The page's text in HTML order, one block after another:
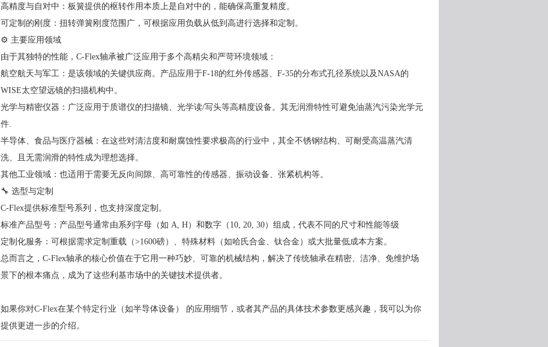
高精度与自对中：板簧提供的枢转作用本质上是自对中的，能确保高重复精度。
可定制的刚度：扭转弹簧刚度范围广，可根据应用负载从低到高进行选择和定制。
⚙️ 主要应用领域
由于其独特的性能，C-Flex轴承被广泛应用于多个高精尖和严苛环境领域：
航空航天与军工：是该领域的关键供应商。产品应用于F-18的红外传感器、F-35的分布式孔径系统以及NASA的
WISE太空望远镜的扫描机构中。
光学与精密仪器：广泛应用于质谱仪的扫描镜、光学读/写头等高精度设备。其无润滑特性可避免油蒸汽污染光学元
件.
半导体、食品与医疗器械：在这些对清洁度和耐腐蚀性要求极高的行业中，其全不锈钢结构、可耐受高温蒸汽清
洗、且无需润滑的特性成为理想选择。
其他工业领域：也适用于需要无反向间隙、高可靠性的传感器、振动设备、张紧机构等。
🔧 选型与定制
C-Flex提供标准型号系列，也支持深度定制。
标准产品型号：产品型号通常由系列字母（如 A, H）和数字（10, 20, 30）组成，代表不同的尺寸和性能等级
定制化服务：可根据需求定制重载（>1600磅）、特殊材料（如哈氏合金、钛合金）或大批量低成本方案。
总而言之，C-Flex轴承的核心价值在于它用一种巧妙、可靠的机械结构，解决了传统轴承在精密、洁净、免维护场
景下的根本痛点，成为了这些利基市场中的关键技术提供者。
如果你对C-Flex在某个特定行业（如半导体设备） 的应用细节，或者其产品的具体技术参数更感兴趣，我可以为你
提供更进一步的介绍。